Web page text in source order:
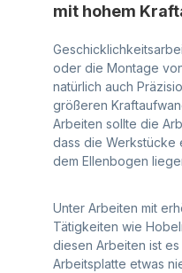
mit hohem
oder die Montage
natürlich auch
größeren
Arbeiten sollte die
dass die Werkstücke
dem Ellenbogen
Unter Arbeiten mit
Tätigkeiten wie
diesen Arbeiten ist
Arbeitsplatte etwas